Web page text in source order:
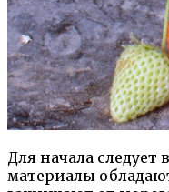
Для начала
материалы